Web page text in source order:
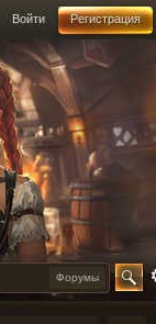
Войти Регистрация
Форумы